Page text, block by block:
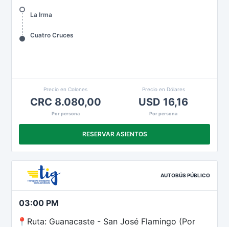
La Irma
Cuatro Cruces
Precio en Colones
CRC 8.080,00
Por persona
Precio en Dólares
USD 16,16
Por persona
RESERVAR ASIENTOS
AUTOBÚS PÚBLICO
03:00 PM
📍Ruta: Guanacaste - San José Flamingo (Por